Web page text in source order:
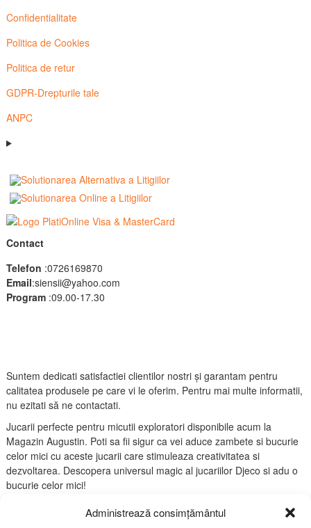
Administrează consimțământul
Confidentialitate
Politica de Cookies
Politica de retur
GDPR-Drepturile tale
ANPC
Contact
Telefon :0726169870
Email:siensii@yahoo.com
Program:09.00-17.30
Suntem dedicati satisfactiei clientilor nostri și garantam pentru
calitatea produsele pe care vi le oferim. Pentru mai multe informatii,
nu ezitati să ne contactati.
Jucarii perfecte pentru micutii exploratori disponibile acum la
Magazin Augustin. Poti sa fii sigur ca vei aduce zambete si bucurie
celor mici cu aceste jucarii care stimuleaza creativitatea si
dezvoltarea. Descopera universul magic al jucariilor Djeco si adu o
bucurie celor mici!